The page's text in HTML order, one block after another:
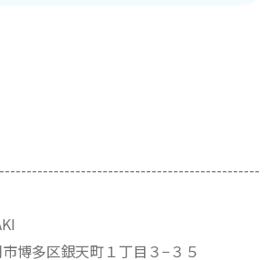
博多区銀天町１丁目３−３５